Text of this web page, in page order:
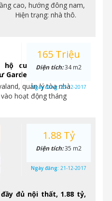
cao, hướng đông nam,
Hiện trạng: nhà thô.
cuối cùng chuyển
Gate
quản lý tòa nhà
hoạt động tháng
165 Triệu
Diện tích:34 m2
Ngày đăng:26-12-2017
đủ nội thất, 1.88 tỷ,
1.88 Tỷ
Diện tích:35 m2
Ngày đăng: 21-12-2017